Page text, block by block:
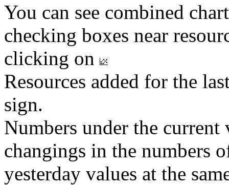
You can see combined
checking boxes near
clicking on
Resources added for the
sign.
Numbers under the
changings in the numbers
yesterday values at the